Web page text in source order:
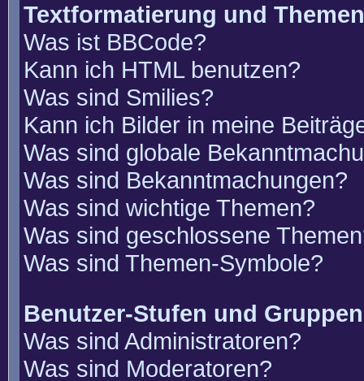
Textformatierung und
Was ist BBCode?
Kann ich HTML benutzen?
Was sind Smilies?
Kann ich Bilder in meine
Was sind globale
Was sind Bekanntmachungen?
Was sind wichtige Themen?
Was sind geschlossene
Was sind Themen-Symbole?
Benutzer-Stufen und Gruppen
Was sind Administratoren?
Was sind Moderatoren?